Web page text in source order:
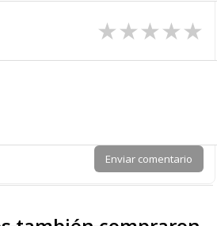
★
★
★
★
★
Enviar comentario